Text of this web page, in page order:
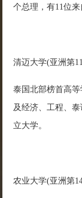
个总理，有11位来
清迈大学(亚洲第
泰国北部榜首高
及经济、工程、
立大学。
农业大学(亚洲第